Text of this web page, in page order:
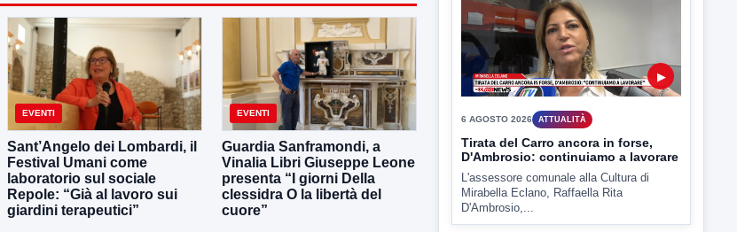
EVENTI
Sant’Angelo dei Lombardi, il
Festival Umani come
laboratorio sul sociale
Repole: “Già al lavoro sui
giardini terapeutici”
EVENTI
Guardia Sanframondi, a
Vinalia Libri Giuseppe Leone
presenta “I giorni Della
clessidra O la libertà del
cuore”
▶
6 AGOSTO 2026 ATTUALITÀ
Tirata del Carro ancora in forse,
D'Ambrosio: continuiamo a lavorare
L'assessore comunale alla Cultura di
Mirabella Eclano, Raffaella Rita
D'Ambrosio,...